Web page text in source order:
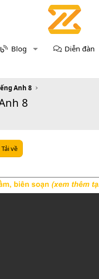
Blog Diễn đàn
Anh 8
8
Tải về